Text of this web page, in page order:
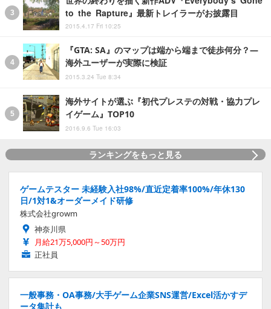
to the Rapture』最新トレイラーがお披露目
2015.4.17 Fri 10:25
『GTA: SA』のマップは端から端まで徒歩何分？―
海外ユーザーが実際に検証
2015.3.24 Tue 8:34
海外サイトが選ぶ『初代プレステの対戦・協力プレ
イゲーム』TOP10
2016.9.6 Tue 16:03
ランキングをもっと見る
ゲームテスター 未経験入社98%/直近定着率100%/年休130
日/1対1&オーダーメイド研修
株式会社growm
神奈川県
月給21万5,000円～50万円
正社員
一般事務・OA事務/大手ゲーム企業SNS運営/Excel活かすデ
ータ集計も